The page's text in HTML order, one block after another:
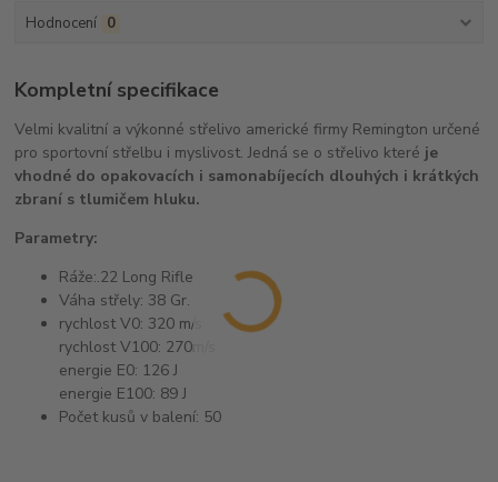
Hodnocení 0
Kompletní specifikace
Velmi kvalitní a výkonné střelivo americké firmy Remington určené
pro sportovní střelbu i myslivost. Jedná se o střelivo které je
vhodné do opakovacích i samonabíjecích dlouhých i krátkých
zbraní s tlumičem hluku.
Parametry:
Ráže:.22 Long Rifle
Váha střely: 38 Gr.
rychlost V0: 320 m/s
rychlost V100: 270m/s
energie E0: 126 J
energie E100: 89 J
Počet kusů v balení: 50